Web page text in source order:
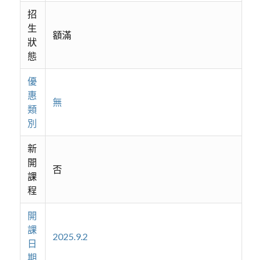
招
生
狀
態
額滿
優
惠
類
別
無
新
開
課
程
否
開
課
日
期
2025.9.2